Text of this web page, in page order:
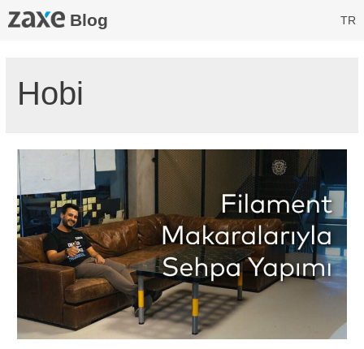
Blog TR
Hobi